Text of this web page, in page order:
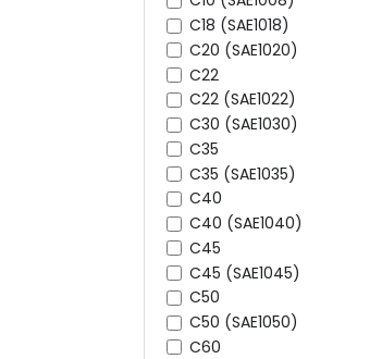
C18 (SAE1018)
C20 (SAE1020)
C22
C22 (SAE1022)
C30 (SAE1030)
C35
C35 (SAE1035)
C40
C40 (SAE1040)
C45
C45 (SAE1045)
C50
C50 (SAE1050)
C60